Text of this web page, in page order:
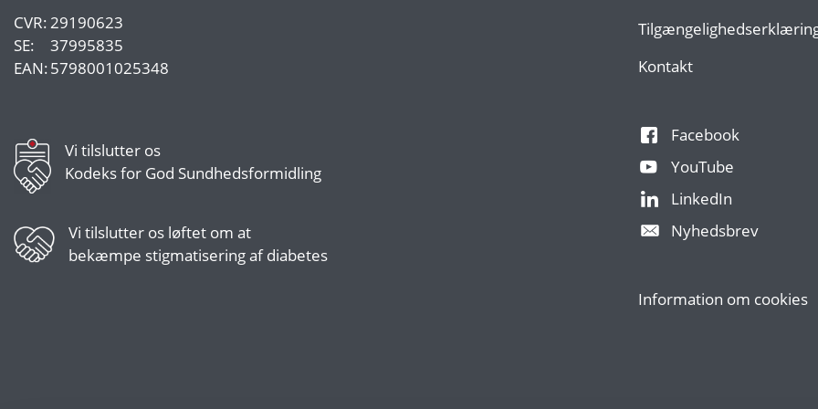
CVR:29190623
SE:
37995835
EAN:5798001025348
Vi tilslutter os
Kodeks for God Sundhedsformidling
Vi tilslutter os løftet om at
bekæmpe stigmatisering af diabetes
Kontakt
Facebook
YouTube
LinkedIn
Nyhedsbrev
Information om cookies